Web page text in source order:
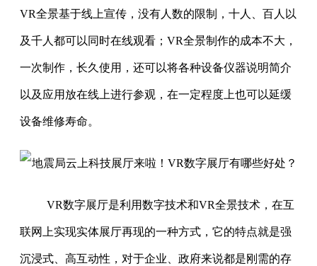
VR全景基于线上宣传，没有人数的限制，十人、百人以
及千人都可以同时在线观看；VR全景制作的成本不大，
一次制作，长久使用，还可以将各种设备仪器说明简介
以及应用放在线上进行参观，在一定程度上也可以延缓
设备维修寿命。
VR数字展厅是利用数字技术和VR全景技术，在互
联网上实现实体展厅再现的一种方式，它的特点就是强
沉浸式、高互动性，对于企业、政府来说都是刚需的存